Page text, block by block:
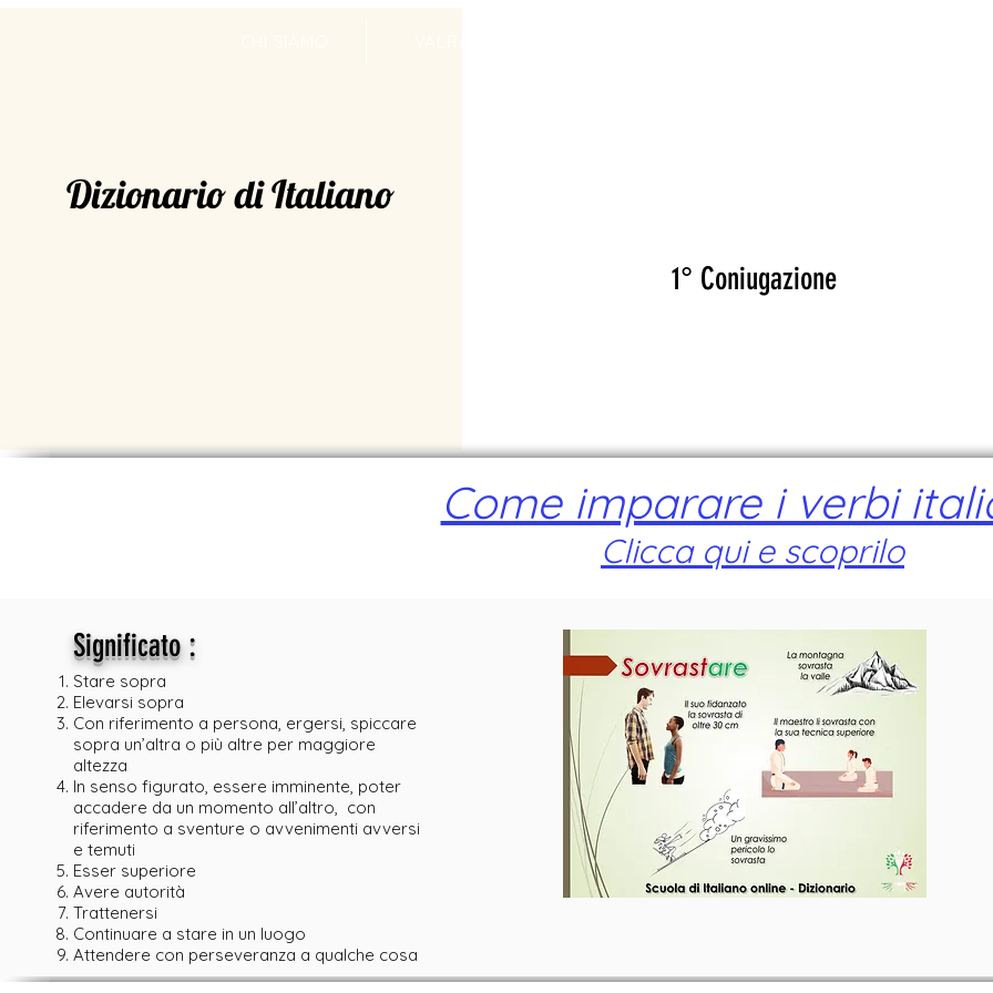
Dizionario di Italiano
1° Coniugazione
Come imparare i verbi
Clicca qui e scoprilo
Significato:
Stare sopra
Elevarsi sopra
Con riferimento a persona, ergersi, spiccare
sopra un’altra o più altre per maggiore
altezza
In senso figurato, essere imminente, poter
accadere da un momento all’altro, con
riferimento a sventure o avvenimenti avversi
e temuti
Esser superiore
Avere autorità
Trattenersi
Continuare a stare in un luogo
Attendere con perseveranza a qualche cosa